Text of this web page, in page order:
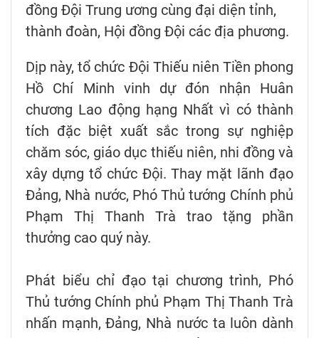
đồng Đội Trung ương cùng đại diện tỉnh,
thành đoàn, Hội đồng Đội các địa phương.
Dịp này, tổ chức Đội Thiếu niên Tiền phong
Hồ Chí Minh vinh dự đón nhận Huân
chương Lao động hạng Nhất vì có thành
tích đặc biệt xuất sắc trong sự nghiệp
chăm sóc, giáo dục thiếu niên, nhi đồng và
xây dựng tổ chức Đội. Thay mặt lãnh đạo
Đảng, Nhà nước, Phó Thủ tướng Chính phủ
Phạm Thị Thanh Trà trao tặng phần
thưởng cao quý này.
Phát biểu chỉ đạo tại chương trình, Phó
Thủ tướng Chính phủ Phạm Thị Thanh Trà
nhấn mạnh, Đảng, Nhà nước ta luôn dành